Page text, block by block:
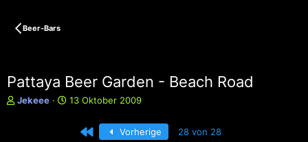
Beer-Bars
Pattaya Beer Garden - Beach Road
E
Jekeee
E
13 Oktober 2009
Erste Vorherige 28 von 28